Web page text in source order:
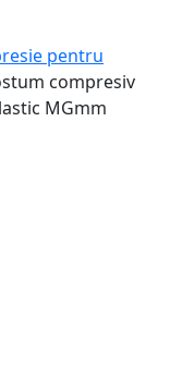
pentru
compresiv
MGmm